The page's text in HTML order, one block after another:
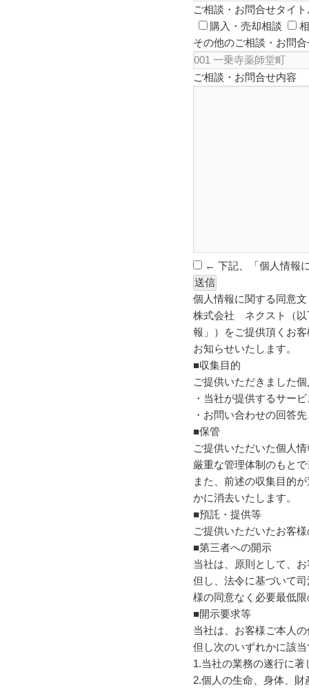
ご相談・お問合せタイト
購入・売却相談
その他のご相談・お問
ご相談・お問合せ内容
← 下記、「個人情報
個人情報に関する同意文
株式会社 ネクスト（以
報」）をご提供頂くお
お知らせいたします。
■収集目的
ご提供いただきました
・当社が提供するサー
・お問い合わせの回答
■保管
ご提供いただいた個人
厳重な管理体制のもと
また、前述の収集目的
かに消去いたします。
■預託・提供等
ご提供いただいたお客
■第三者への開示
当社は、原則として、
但し、法令に基づいて
様の同意なく必要最低
■開示要求等
当社は、お客様ご本人
但し次のいずれかに該
1.当社の業務の遂行に
2.個人の生命、身体、